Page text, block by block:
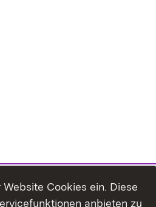
Cookies ein. Diese
anbieten zu